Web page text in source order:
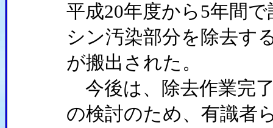
平成20年度から5年間
シン汚染部分を除去す
が搬出された。
今後は、除去作業完
の検討のため、有識者